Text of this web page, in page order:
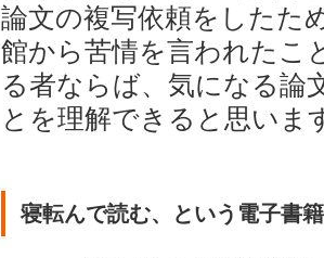
論文の複写依頼をしたた
館から苦情を言われたこ
る者ならば、気になる論
とを理解できると思いま
寝転んで読む、という電子書